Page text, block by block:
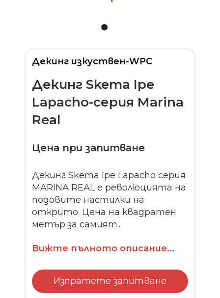
Декинг изкуствен-WPC
Декинг Skema Ipe
Lapacho-серия Marina
Real
Цена при запитване
Декинг Skema Ipe Lapacho серия
MARINA REAL е революцията на
подовите настилки на
открито. Цена на квадратен
метър за самият...
Вижте пълното описание...
Изпратете запитване